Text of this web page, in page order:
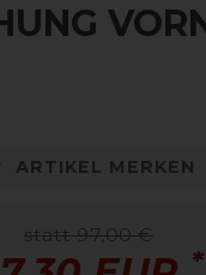
ARTIKEL MERKEN
statt 97,00 €
*